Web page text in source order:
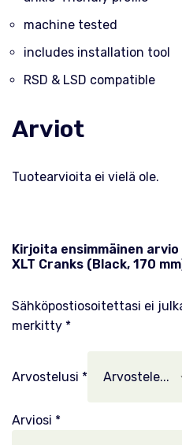
machine tested
includes installation tool
RSD & LSD compatible
Arviot
Tuotearvioita ei vielä ole.
Kirjoita ensimmäinen
XLT Cranks (Black, 170
Sähköpostiosoitettasi ei
merkitty *
Arvostelusi *
Arviosi *